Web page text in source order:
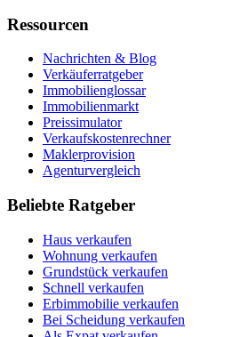
Ressourcen
Nachrichten & Blog
Verkäuferratgeber
Immobilienglossar
Immobilienmarkt
Preissimulator
Verkaufskostenrechner
Maklerprovision
Agenturvergleich
Beliebte Ratgeber
Haus verkaufen
Wohnung verkaufen
Grundstück verkaufen
Schnell verkaufen
Erbimmobilie verkaufen
Bei Scheidung verkaufen